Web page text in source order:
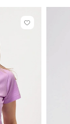
Kliknutím